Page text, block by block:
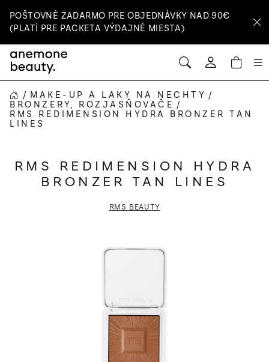
na
obsah
POŠTOVNÉ ZADARMO PRE OBJEDNÁVKY NAD 90€
(PLATÍ PRE PACKETA VÝDAJNÉ MIESTA)
HĽADAŤ
Prihlásenie
DOMOV
/ MAKE-UP A LAKY NA NECHTY /
BRONZERY, ROZJASŇOVAČE /
RMS REDIMENSION HYDRA BRONZER TAN
LINES
RMS REDIMENSION HYDRA
BRONZER TAN LINES
RMS BEAUTY